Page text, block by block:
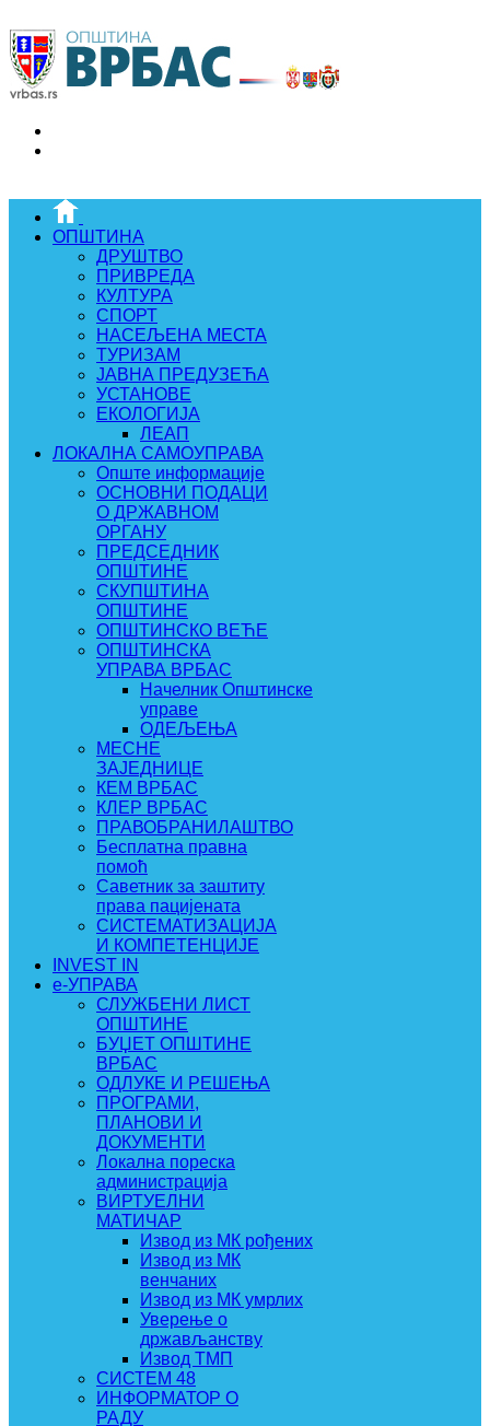
ОПШТИНА
ДРУШТВО
ПРИВРЕДА
КУЛТУРА
СПОРТ
НАСЕЉЕНА МЕСТА
ТУРИЗАМ
ЈАВНА ПРЕДУЗЕЋА
УСТАНОВЕ
ЕКОЛОГИЈА
ЛЕАП
ЛОКАЛНА САМОУПРАВА
Опште информације
ОСНОВНИ ПОДАЦИ
О ДРЖАВНОМ
ОРГАНУ
ПРЕДСЕДНИК
ОПШТИНЕ
СКУПШТИНА
ОПШТИНЕ
ОПШТИНСКО ВЕЋЕ
ОПШТИНСКА
УПРАВА ВРБАС
Начелник Општинске
управе
ОДЕЉЕЊА
МЕСНЕ
ЗАЈЕДНИЦЕ
КЕМ ВРБАС
КЛЕР ВРБАС
ПРАВОБРАНИЛАШТВО
Бесплатна правна
помоћ
Саветник за заштиту
права пацијената
СИСТЕМАТИЗАЦИЈА
И КОМПЕТЕНЦИЈЕ
INVEST IN
e-УПРАВА
СЛУЖБЕНИ ЛИСТ
ОПШТИНЕ
БУЏЕТ ОПШТИНЕ
ВРБАС
ОДЛУКЕ И РЕШЕЊА
ПРОГРАМИ,
ПЛАНОВИ И
ДОКУМЕНТИ
Локална пореска
администрација
ВИРТУЕЛНИ
МАТИЧАР
Извод из МК рођених
Извод из МК
венчаних
Извод из МК умрлих
Уверење о
држављанству
Извод ТМП
СИСТЕМ 48
ИНФОРМАТОР О
РАДУ